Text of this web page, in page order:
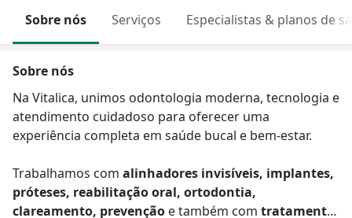
Sobre nós Serviços Especialistas & planos de
Sobre nós
Na Vitalica, unimos odontologia moderna, tecnologia e
atendimento cuidadoso para oferecer uma
experiência completa em saúde bucal e bem-estar.
Trabalhamos com alinhadores invisíveis, implantes,
próteses, reabilitação oral, ortodontia,
clareamento, prevenção e também com tratamento